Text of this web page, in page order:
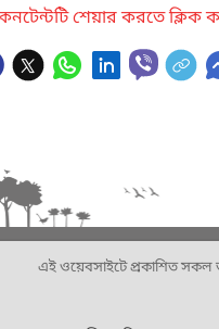
শেয়ার করতে ক্লিক
এই ওয়েবসাইটে প্রকাশিত সকল